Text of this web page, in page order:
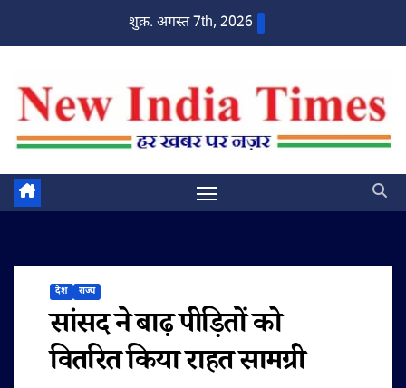
शुक्र. अगस्त 7th, 2026
देश राज्य
सांसद ने बाढ़ पीड़ितों को
वितरित किया राहत सामग्री